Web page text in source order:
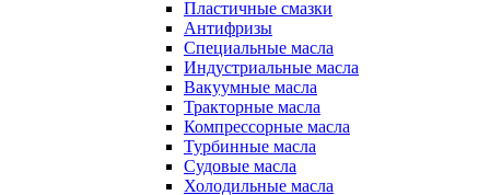
Пластичные смазки
Антифризы
Специальные масла
Индустриальные масла
Вакуумные масла
Тракторные масла
Компрессорные масла
Турбинные масла
Судовые масла
Холодильные масла